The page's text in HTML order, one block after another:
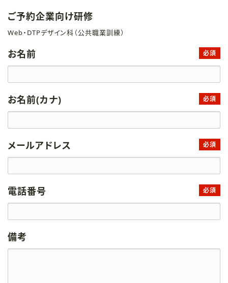
ご予約企業向け研修
Web・DTPデザイン科（公共職業訓練）
お名前 必須
お名前(カナ) 必須
メールアドレス 必須
電話番号 必須
備考